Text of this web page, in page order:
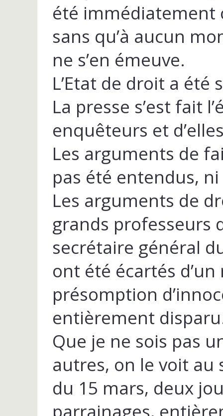
été immédiatement
sans qu’à aucun
ne s’en émeuve.
L’Etat de droit a
La presse s’est fait
enquêteurs et
Les arguments de
pas été entendus,
Les arguments de
grands professeurs
secrétaire général
ont été écartés
présomption
entièrement
Que je ne sois pas
autres, on le voit au
du 15 mars, deux